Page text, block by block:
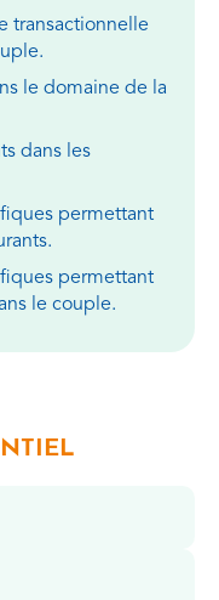
transactionnelle
le domaine de la
dans les
permettant
permettant
le couple.